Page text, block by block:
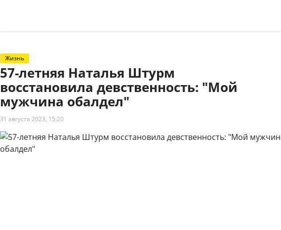
Жизнь
57-летняя Наталья Штурм
восстановила девственность: "Мой
мужчина обалдел"
31 августа 2023, 15:20